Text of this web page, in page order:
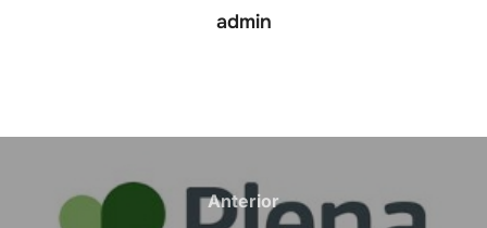
admin
Anterior
Anterior